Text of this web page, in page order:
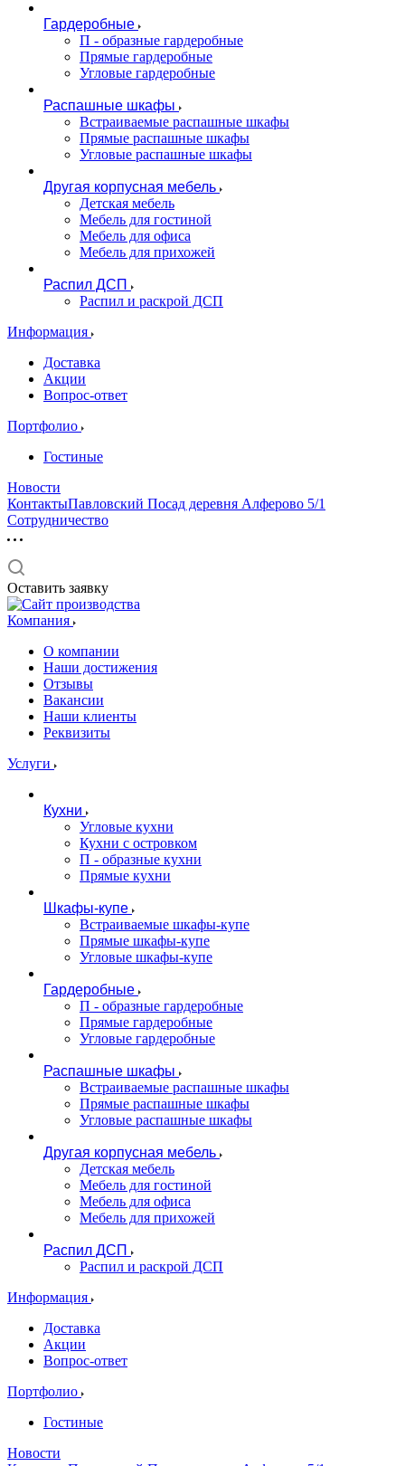
Гардеробные
П - образные гардеробные
Прямые гардеробные
Угловые гардеробные
Распашные шкафы
Встраиваемые распашные шкафы
Прямые распашные шкафы
Угловые распашные шкафы
Другая корпусная мебель
Детская мебель
Мебель для гостиной
Мебель для офиса
Мебель для прихожей
Распил ДСП
Распил и раскрой ДСП
Информация
Доставка
Акции
Вопрос-ответ
Портфолио
Гостиные
Новости
КонтактыПавловский Посад деревня Алферово 5/1
Сотрудничество
Оставить заявку
Компания
О компании
Наши достижения
Отзывы
Вакансии
Наши клиенты
Реквизиты
Услуги
Кухни
Угловые кухни
Кухни с островком
П - образные кухни
Прямые кухни
Шкафы-купе
Встраиваемые шкафы-купе
Прямые шкафы-купе
Угловые шкафы-купе
Гардеробные
П - образные гардеробные
Прямые гардеробные
Угловые гардеробные
Распашные шкафы
Встраиваемые распашные шкафы
Прямые распашные шкафы
Угловые распашные шкафы
Другая корпусная мебель
Детская мебель
Мебель для гостиной
Мебель для офиса
Мебель для прихожей
Распил ДСП
Распил и раскрой ДСП
Информация
Доставка
Акции
Вопрос-ответ
Портфолио
Гостиные
Новости